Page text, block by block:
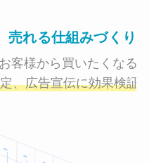
売れる仕組みづくり
客様から買いたくなる
、広告宣伝に効果検証